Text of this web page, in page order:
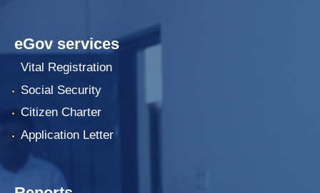
eGov services
Vital Registration
Social Security
Citizen Charter
Application Letter